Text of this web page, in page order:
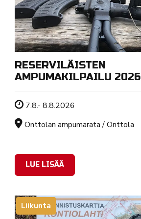
RESERVILÄISTEN
AMPUMAKILPAILU 2026
Tapahtuman ajankohta
7.8.- 8.8.2026
Sijainti
Onttolan ampumarata / Onttola
LUE LISÄÄ
Liikunta